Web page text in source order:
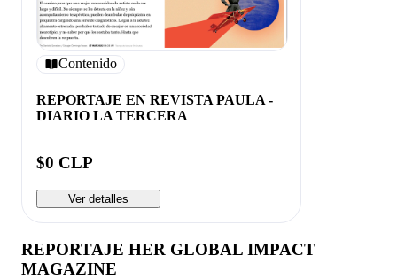
Contenido
REPORTAJE EN REVISTA PAULA -
DIARIO LA TERCERA
$0 CLP
Ver detalles
REPORTAJE HER GLOBAL IMPACT
MAGAZINE